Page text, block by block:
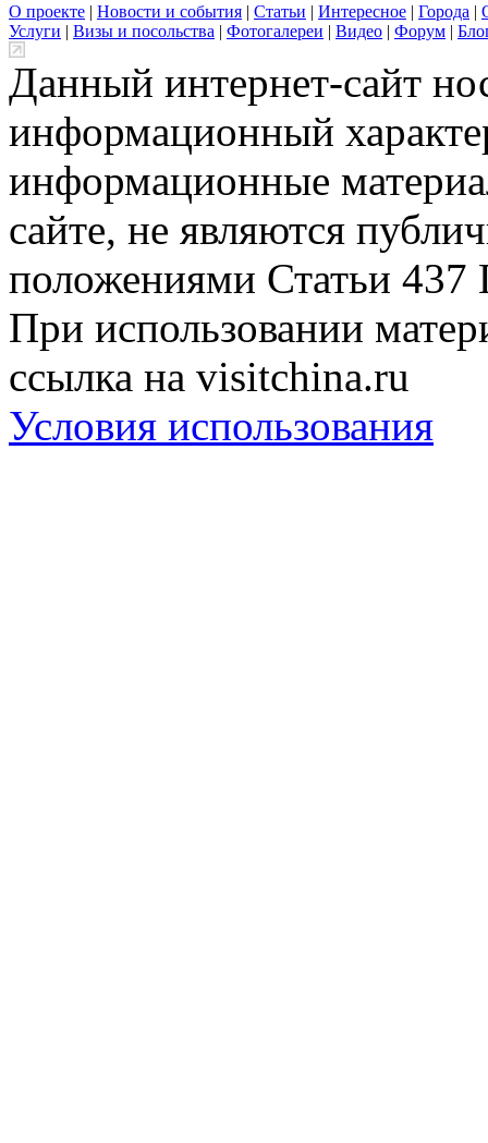
О проекте | Новости и события | Статьи | Интересное | Города |
Услуги | Визы и посольства | Фотогалереи | Видео | Форум |
Данный интернет-сайт
информационный
информационные
сайте, не являются
положениями Статьи 437
При использовании
ссылка на visitchina.ru
Условия использования